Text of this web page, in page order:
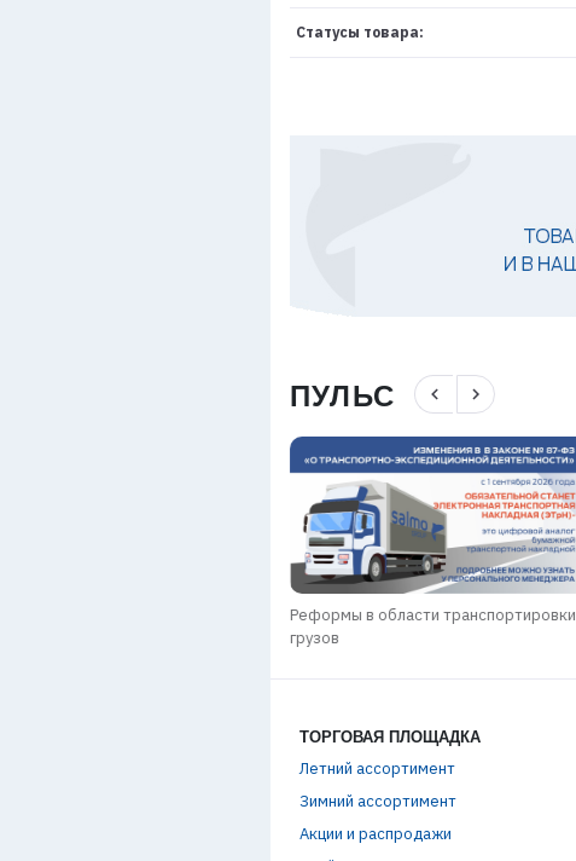
Статусы товара:
ПУЛЬС navigate_before navigate_next
Реформы в области транспортировки
грузов
ТОРГОВАЯ ПЛОЩАДКА
Летний ассортимент
Зимний ассортимент
Акции и распродажи